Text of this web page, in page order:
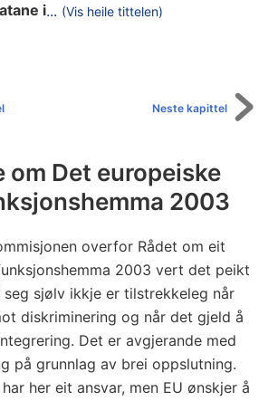
i... (Vis heile tittelen)
r
r
a
m
m
e
t
f
o
r
Neste kapittel
om Det europeiske
2003
overfor Rådet om eit
2003 vert det peikt
sjølv ikkje er tilstrekkeleg når
diskriminering og når det gjeld å
Det er avgjerande med
på grunnlag av brei oppslutning.
her eit ansvar, men EU ønskjer å